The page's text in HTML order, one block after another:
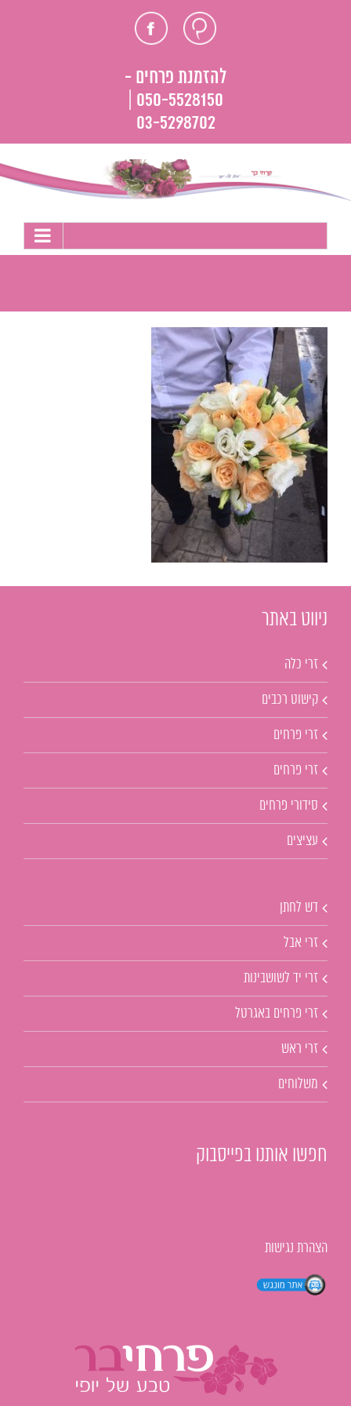
חוות פייסבוק
להזמנת פרחים -
050-5528150 |
03-5298702
ניווט באתר
זרי כלה
קישוט רכבים
זרי פרחים
זרי פרחים
סידורי פרחים
עציצים
דש לחתן
זרי אבל
זרי יד לשושבינות
זרי פרחים באגרטל
זרי ראש
משלוחים
חפשו אותנו בפייסבוק
הצהרת נגישות